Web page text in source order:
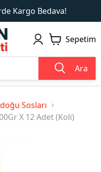
Kargo Bedava!
Sepetim
Ara
Sosları
X 12 Adet (Koli)